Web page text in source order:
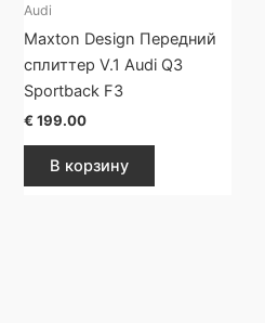
Audi
Maxton Design Передний
сплиттер V.1 Audi Q3
Sportback F3
€ 199.00
В корзину